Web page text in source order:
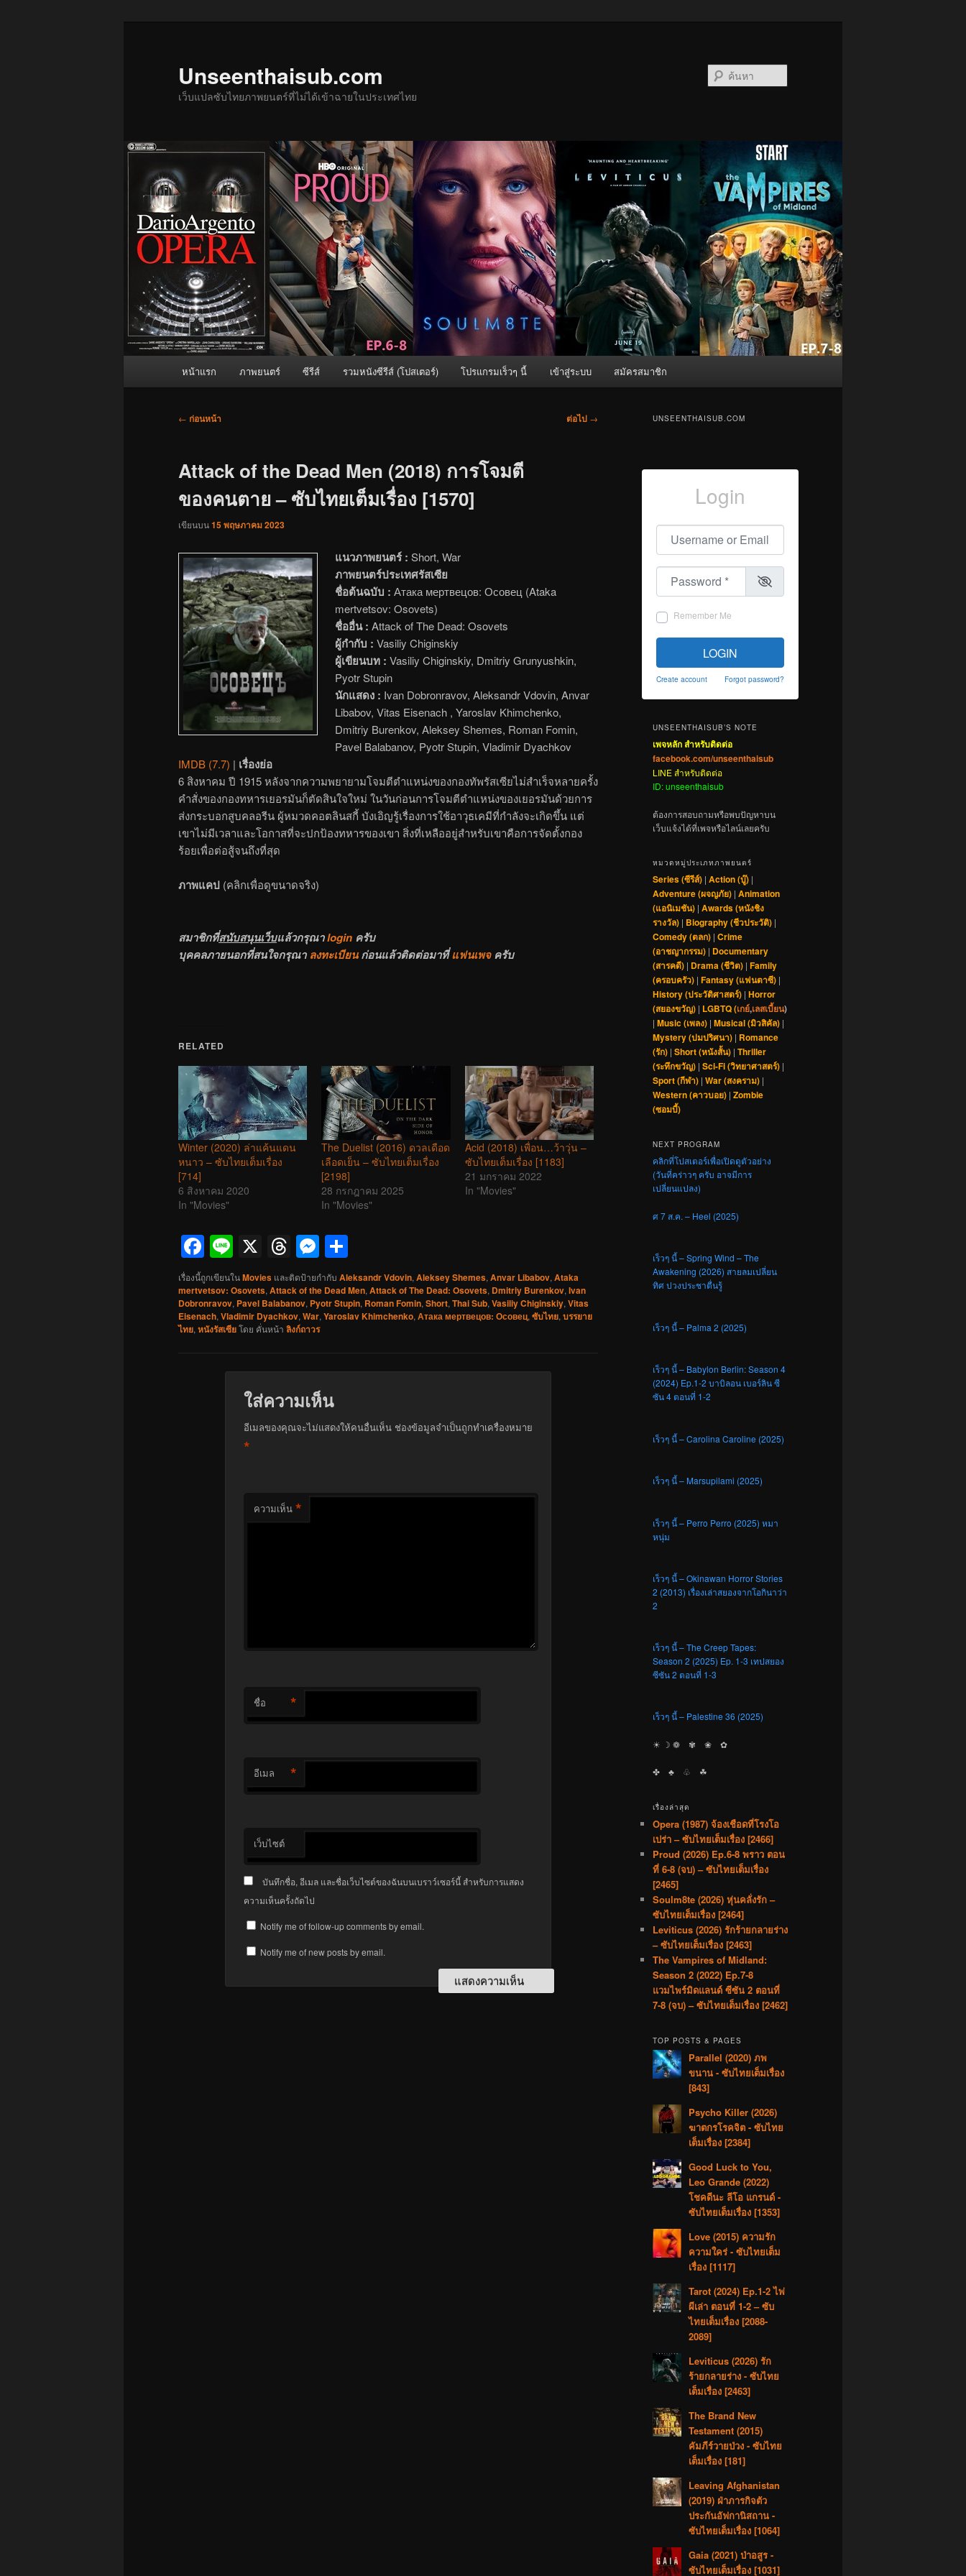
Unseenthaisub.com
เว็บแปลซับไทยภาพยนตร์ที่ไม่ได้เข้าฉายในประเทศไทย
หน้าแรก ภาพยนตร์ ซีรีส์ รวมหนังซีรีส์ (โปสเตอร์) โปรแกรมเร็วๆ นี้ เข้าสู่ระบบ สมัครสมาชิก
เมนู
← ก่อนหน้า ต่อไป →
Attack of the Dead Men (2018) การโจมตี
ของคนตาย – ซับไทยเต็มเรื่อง [1570]
เขียนบน15 พฤษภาคม 2023
แนวภาพยนตร์ : Short, War
ภาพยนตร์ประเทศรัสเซีย
ชื่อต้นฉบับ : Атака мертвецов: Осовец (Ataka
mertvetsov: Osovets)
ชื่ออื่น : Attack of The Dead: Osovets
ผู้กำกับ : Vasiliy Chiginskiy
ผู้เขียนบท : Vasiliy Chiginskiy, Dmitriy Grunyushkin,
Pyotr Stupin
นักแสดง : Ivan Dobronravov, Aleksandr Vdovin, Anvar
Libabov, Vitas Eisenach , Yaroslav Khimchenko,
Dmitriy Burenkov, Aleksey Shemes, Roman Fomin,
Pavel Balabanov, Pyotr Stupin, Vladimir Dyachkov
IMDB (7.7) | เรื่องย่อ
6 สิงหาคม ปี 1915 หลังจากความพยายามโจมตีตำแหน่งของกองทัพรัสเซียไม่สำเร็จหลายครั้ง
คำสั่งของกองทหารเยอรมันก็ตัดสินใจใหม่ ในวันก่อนการโจมตีตำแหน่งของเยอรมันด้วยการ
ส่งกระบอกสูบคลอรีน ผู้หมวดคอตลินสกี้ บังเอิญรู้เรื่องการใช้อาวุธเคมีที่กำลังจะเกิดขึ้น แต่
เขาไม่มีเวลาและโอกาสที่จะปกป้องทหารของเขา สิ่งที่เหลืออยู่สำหรับเขาคือการจัดตั้งกอง
ร้อยเพื่อต่อสู้จนถึงที่สุด
ภาพแคป (คลิกเพื่อดูขนาดจริง)
สมาชิกที่สนับสนุนเว็บแล้วกรุณาlogin ครับ
บุคคลภายนอกที่สนใจกรุณา ลงทะเบียนก่อนแล้วติดต่อมาที่แฟนเพจครับ
RELATED
Winter (2020) ล่าแค้นแดน
หนาว – ซับไทยเต็มเรื่อง
[714]
6 สิงหาคม 2020
In "Movies"
The Duelist (2016) ดวลเดือด
เลือดเย็น – ซับไทยเต็มเรื่อง
[2198]
28 กรกฎาคม 2025
In "Movies"
Acid (2018) เพื่อน…ว้าวุ่น –
ซับไทยเต็มเรื่อง [1183]
21 มกราคม 2022
In "Movies"
Facebook
Line
X Threads
Messenger
เรื่องนี้ถูกเขียนในMovies และติดป้ายกำกับ Aleksandr Vdovin, Aleksey Shemes, Anvar Libabov, Ataka
mertvetsov: Osovets, Attack of the Dead Men, Attack of The Dead: Osovets, Dmitriy Burenkov, Ivan
Dobronravov, Pavel Balabanov, Pyotr Stupin, Roman Fomin, Short, Thai Sub, Vasiliy Chiginskiy, Vitas
Eisenach, Vladimir Dyachkov, War, Yaroslav Khimchenko, Атака мертвецов: Осовец, ซับไทย, บรรยาย
ไทย, หนังรัสเซียโดย คั่นหน้า ลิงก์ถาวร
ใส่ความเห็น
อีเมลของคุณจะไม่แสดงให้คนอื่นเห็น ช่องข้อมูลจำเป็นถูกทำเครื่องหมาย
*
ความเห็น *
ชื่อ *
อีเมล *
เว็บไซต์
บันทึกชื่อ, อีเมล และชื่อเว็บไซต์ของฉันบนเบราว์เซอร์นี้ สำหรับการแสดง
ความเห็นครั้งถัดไป
Notify me of follow-up comments by email.
Notify me of new posts by email.
UNSEENTHAISUB.COM
Login
Username or Email
Password
Remember Me
LOGIN
Create account Forgot password?
UNSEENTHAISUB’S NOTE
เพจหลัก สำหรับติดต่อ
facebook.com/unseenthaisub
LINE สำหรับติดต่อ
ID: unseenthaisub
ต้องการสอบถามหรือพบปัญหาบน
เว็บแจ้งได้ที่เพจหรือไลน์เลยครับ
หมวดหมู่ประเภทภาพยนตร์
Series (ซีรีส์) | Action (บู๊) |
Adventure (ผจญภัย) | Animation
(แอนิเมชัน) | Awards (หนังชิง
รางวัล) | Biography (ชีวประวัติ) |
Comedy (ตลก) | Crime
(อาชญากรรม) | Documentary
(สารคดี) | Drama (ชีวิต) | Family
(ครอบครัว) | Fantasy (แฟนตาซี) |
History (ประวัติศาสตร์) | Horror
(สยองขวัญ) | LGBTQ (เกย์,เลสเบี้ยน)
| Music (เพลง) | Musical (มิวสิคัล) |
Mystery (ปมปริศนา) | Romance
(รัก) | Short (หนังสั้น) | Thriller
(ระทึกขวัญ) | Sci-Fi (วิทยาศาสตร์) |
Sport (กีฬา) | War (สงคราม) |
Western (คาวบอย) | Zombie
(ซอมบี้)
NEXT PROGRAM
คลิกที่โปสเตอร์เพื่อเปิดดูตัวอย่าง
(วันที่คร่าวๆ ครับ อาจมีการ
เปลี่ยนแปลง)
ศ 7 ส.ค. – Heel (2025)
เร็วๆ นี้ – Spring Wind – The
Awakening (2026) สายลมเปลี่ยน
ทิศ ปวงประชาตื่นรู้
เร็วๆ นี้ – Palma 2 (2025)
เร็วๆ นี้ – Babylon Berlin: Season 4
(2024) Ep.1-2 บาบิลอน เบอร์ลิน ซี
ซัน 4 ตอนที่ 1-2
เร็วๆ นี้ – Carolina Caroline (2025)
เร็วๆ นี้ – Marsupilami (2025)
เร็วๆ นี้ – Perro Perro (2025) หมา
หนุ่ม
เร็วๆ นี้ – Okinawan Horror Stories
2 (2013) เรื่องเล่าสยองจากโอกินาว่า
2
เร็วๆ นี้ – The Creep Tapes:
Season 2 (2025) Ep. 1-3 เทปสยอง
ซีซัน 2 ตอนที่ 1-3
เร็วๆ นี้ – Palestine 36 (2025)
☀︎ ☽ ❁ ✾ ❀ ✿
✤ ♣︎ ♧ ☘︎
เรื่องล่าสุด
Opera (1987) จ้องเชือดที่โรงโอ
เปร่า – ซับไทยเต็มเรื่อง [2466]
Proud (2026) Ep.6-8 พราว ตอน
ที่ 6-8 (จบ) – ซับไทยเต็มเรื่อง
[2465]
Soulm8te (2026) หุ่นคลั่งรัก –
ซับไทยเต็มเรื่อง [2464]
Leviticus (2026) รักร้ายกลายร่าง
– ซับไทยเต็มเรื่อง [2463]
The Vampires of Midland:
Season 2 (2022) Ep.7-8
แวมไพร์มิดแลนด์ ซีซัน 2 ตอนที่
7-8 (จบ) – ซับไทยเต็มเรื่อง [2462]
TOP POSTS & PAGES
Parallel (2020) ภพ
ขนาน - ซับไทยเต็มเรื่อง
[843]
Psycho Killer (2026)
ฆาตกรโรคจิต - ซับไทย
เต็มเรื่อง [2384]
Good Luck to You,
Leo Grande (2022)
โชคดีนะ ลีโอ แกรนด์ -
ซับไทยเต็มเรื่อง [1353]
Love (2015) ความรัก
ความใคร่ - ซับไทยเต็ม
เรื่อง [1117]
Tarot (2024) Ep.1-2 ไพ่
ผีเล่า ตอนที่ 1-2 – ซับ
ไทยเต็มเรื่อง [2088-
2089]
Leviticus (2026) รัก
ร้ายกลายร่าง - ซับไทย
เต็มเรื่อง [2463]
The Brand New
Testament (2015)
คัมภีร์วายป่วง - ซับไทย
เต็มเรื่อง [181]
Leaving Afghanistan
(2019) ฝ่าภารกิจตัว
ประกันอัฟกานิสถาน -
ซับไทยเต็มเรื่อง [1064]
Gaia (2021) ป่าอสูร -
ซับไทยเต็มเรื่อง [1031]